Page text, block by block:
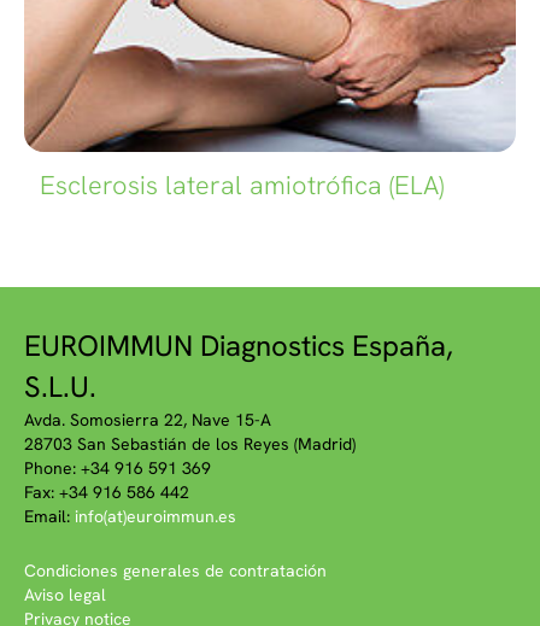
Esclerosis lateral amiotrófica (ELA)
EUROIMMUN Diagnostics España,
S.L.U.
Avda. Somosierra 22, Nave 15-A
28703 San Sebastián de los Reyes (Madrid)
Phone: +34 916 591 369
Fax: +34 916 586 442
Email: info(at)euroimmun.es
Condiciones generales de contratación
Aviso legal
Privacy notice